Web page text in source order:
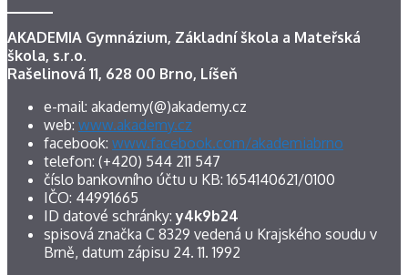
AKADEMIA Gymnázium, Základní škola a Mateřská
škola, s.r.o.
Rašelinová 11, 628 00 Brno, Líšeň
e-mail: akademy(@)akademy.cz
web: www.akademy.cz
facebook: www.facebook.com/akademiabrno
telefon: (+420) 544 211 547
číslo bankovního účtu u KB: 1654140621/0100
IČO: 44991665
ID datové schránky:y4k9b24
spisová značka C 8329 vedená u Krajského soudu v
Brně, datum zápisu 24. 11. 1992